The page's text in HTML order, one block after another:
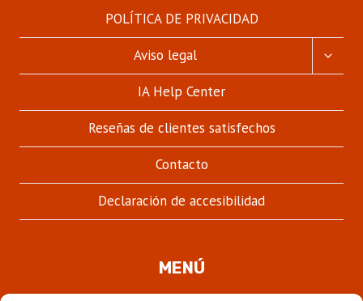
POLÍTICA DE PRIVACIDAD
Aviso legal
IA Help Center
Reseñas de clientes satisfechos
Contacto
Declaración de accesibilidad
MENÚ